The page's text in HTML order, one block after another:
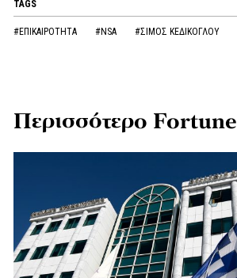
TAGS
#ΕΠΙΚΑΙΡΟΤΗΤΑ #NSA #ΣΙΜΟΣ ΚΕΔΙΚΟΓΛΟΥ
Περισσότερο Fortune